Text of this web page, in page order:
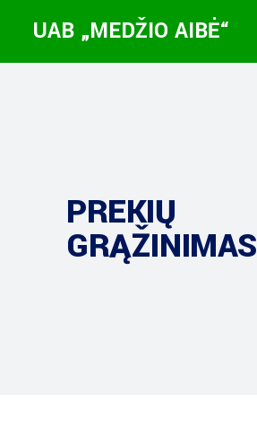
UAB „MEDŽIO AIBĖ“
PREKIŲ
GRĄŽINIMAS